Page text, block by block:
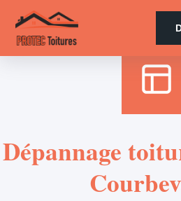
Accueil
Dépannage